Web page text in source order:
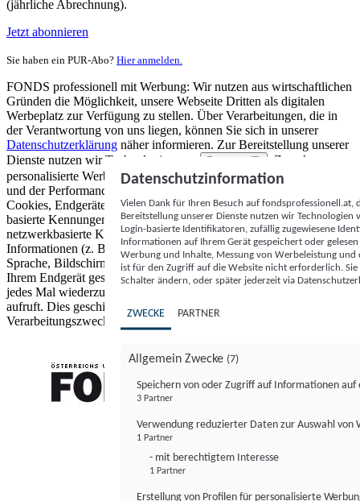
(jährliche Abrechnung).
Jetzt abonnieren
Sie haben ein PUR-Abo? Hier anmelden.
FONDS professionell mit Werbung: Wir nutzen aus wirtschaftlichen
Gründen die Möglichkeit, unsere Webseite Dritten als digitalen
Werbeplatz zur Verfügung zu stellen. Über Verarbeitungen, die in
der Verantwortung von uns liegen, können Sie sich in unserer
Datenschutzerklärung näher informieren. Zur Bereitstellung unserer
Dienste nutzen wir Technologien von
Partnern (5)
. Zwecke:
personalisierte Werbung und Inhalte, Messung von Werbeleistung
und der Performance von Inhalten sowie Zielgruppenforschung.
Cookies, Endgeräte- oder ähnliche Online-Kennungen (z. B. login-
basierte Kennungen, zufällig generierte Kennungen,
netzwerkbasierte Kennungen) können zusammen mit anderen
Informationen (z. B. Browsertyp und Browserinformationen,
Sprache, Bildschirmgröße, unterstützte Technologien usw.) auf
Ihrem Endgerät gespeichert oder von dort ausgelesen werden, um es
jedes Mal wiederzuerkennen, wenn es eine App oder einer Webseite
aufruft. Dies geschieht für einen oder mehrere der hier aufgeführten
Verarbeitungszwecke.
Datenschutzinformation
Vielen Dank für Ihren Besuch auf
Bereitstellung unserer Dienste nutzen wir Technologien
Login-basierte Identifikatoren, zufällig zugewiesene
Informationen auf Ihrem Gerät gespeichert oder
Werbung und Inhalte, Messung von Werbeleistung
ist für den Zugriff auf die Website nicht erforderlich.
Schalter ändern, oder später jederzeit via
ZWECKE PARTNER
Allgemein Zwecke (7)
Speichern von oder Zugriff auf Informationen auf
3 Partner
Verwendung reduzierter Daten zur Auswahl von
1 Partner
- mit berechtigtem Interesse
1 Partner
Erstellung von Profilen für personalisierte
FONDS professionell